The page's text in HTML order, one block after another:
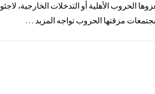
الحروب الأهلية أو التدخلات الخارجية،
مزقتها الحروب تواجه المزيد …